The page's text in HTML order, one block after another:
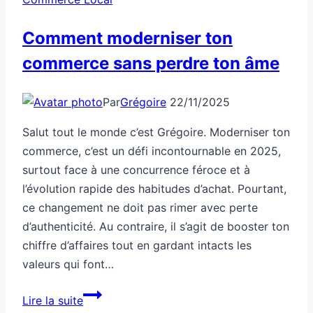
Comment moderniser ton
commerce sans perdre ton âme
ParGrégoire 22/11/2025
Salut tout le monde c’est Grégoire. Moderniser ton
commerce, c’est un défi incontournable en 2025,
surtout face à une concurrence féroce et à
l’évolution rapide des habitudes d’achat. Pourtant,
ce changement ne doit pas rimer avec perte
d’authenticité. Au contraire, il s’agit de booster ton
chiffre d’affaires tout en gardant intacts les
valeurs qui font…
Lire la suiteComment